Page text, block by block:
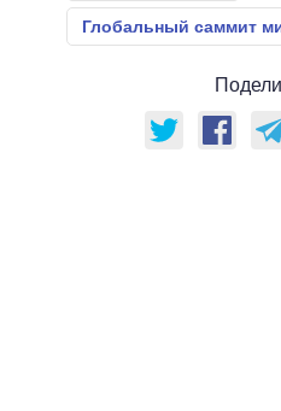
Глобальный саммит